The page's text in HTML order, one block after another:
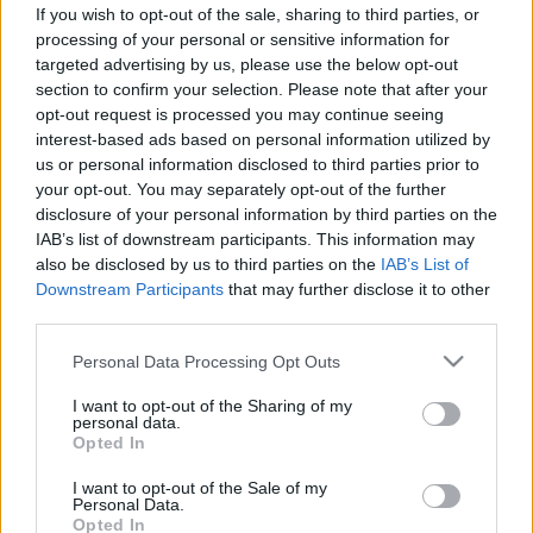
If you wish to opt-out of the sale, sharing to third parties, or
processing of your personal or sensitive information for
targeted advertising by us, please use the below opt-out
section to confirm your selection. Please note that after your
opt-out request is processed you may continue seeing
interest-based ads based on personal information utilized by
us or personal information disclosed to third parties prior to
your opt-out. You may separately opt-out of the further
disclosure of your personal information by third parties on the
IAB’s list of downstream participants. This information may
also be disclosed by us to third parties on the IAB’s List of
Downstream Participants that may further disclose it to other
Please note that this website/app uses one or more Google
not limited to your visit or usage behaviour. You may click to
grant or deny consent to Google and its third-party tags to
use your data for below specified purposes in below Google
consent section.
Personal Data Processing Opt Outs
I want to opt-out of the Sharing of my
personal data.
Opted In
I want to opt-out of the Sale of my
Personal Data.
Opted In